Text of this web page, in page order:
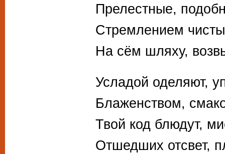
Прелестные,
Стремлением
На сём шляху,
Усладой оделяют,
Блаженством,
Твой код блюдут,
Отшедших отсвет,